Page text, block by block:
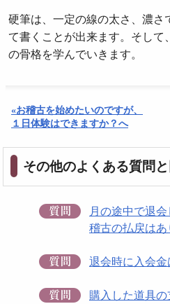
硬筆は、一定の線の太さ、濃さ
て書くことが出来ます。そして
の骨格を学んでいきます。
«お稽古を始めたいのですが、
１日体験はできますか？へ
その他のよくある質問
月の途中で退
稽古の払戻はあ
退会時に入会金
購入した道具